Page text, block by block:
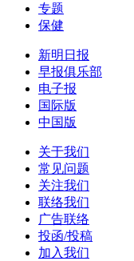
专题
保健
新明日报
早报俱乐部
电子报
国际版
中国版
关于我们
常见问题
关注我们
联络我们
广告联络
投函/投稿
加入我们